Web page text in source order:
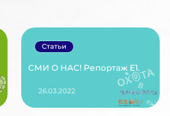
СМИ О НАС! Репортаж Е1.
Статьи
26.03.2022